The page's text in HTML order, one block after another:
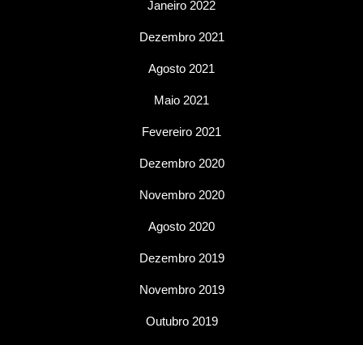
Janeiro 2022
Dezembro 2021
Agosto 2021
Maio 2021
Fevereiro 2021
Dezembro 2020
Novembro 2020
Agosto 2020
Dezembro 2019
Novembro 2019
Outubro 2019